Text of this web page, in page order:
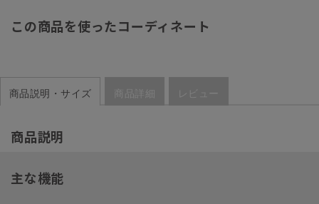
この商品を使ったコーディネート
商品説明・サイズ 商品詳細 レビュー
商品説明
主な機能